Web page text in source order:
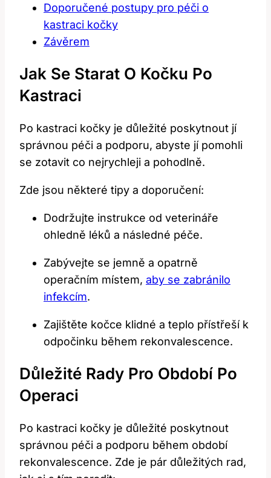
Doporučené postupy pro péči o
kastraci kočky
Závěrem
Jak Se Starat O Kočku Po
Kastraci
Po kastraci kočky je důležité poskytnout jí
správnou péči a podporu, abyste jí pomohli
se zotavit co nejrychleji a pohodlně.
Zde jsou některé tipy a doporučení:
Dodržujte instrukce od veterináře
ohledně léků a následné péče.
Zabývejte se jemně a opatrně
operačním místem, aby se zabránilo
infekcím.
Zajištěte kočce klidné a teplo přístřeší k
odpočinku během rekonvalescence.
Důležité Rady Pro Období Po
Operaci
Po kastraci kočky je důležité poskytnout
správnou péči a podporu během období
rekonvalescence. Zde je pár důležitých rad,